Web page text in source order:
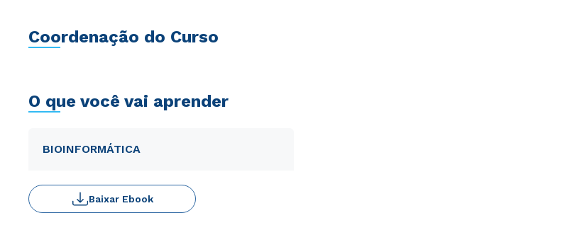
Coordenação do Curso
O que você vai aprender
BIOINFORMÁTICA
Baixar Ebook